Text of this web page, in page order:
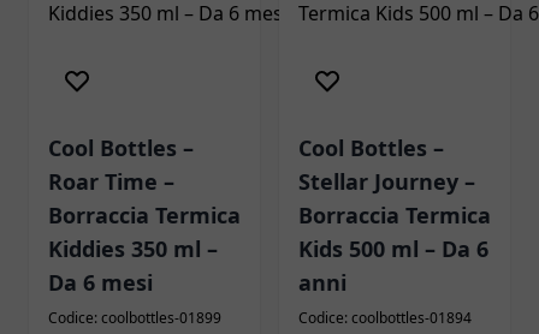
Cool Bottles –
Roar Time –
Borraccia Termica
Kiddies 350 ml –
Da 6 mesi
Codice: coolbottles-01899
Cool Bottles –
Stellar Journey –
Borraccia Termica
Kids 500 ml – Da 6
anni
Codice: coolbottles-01894